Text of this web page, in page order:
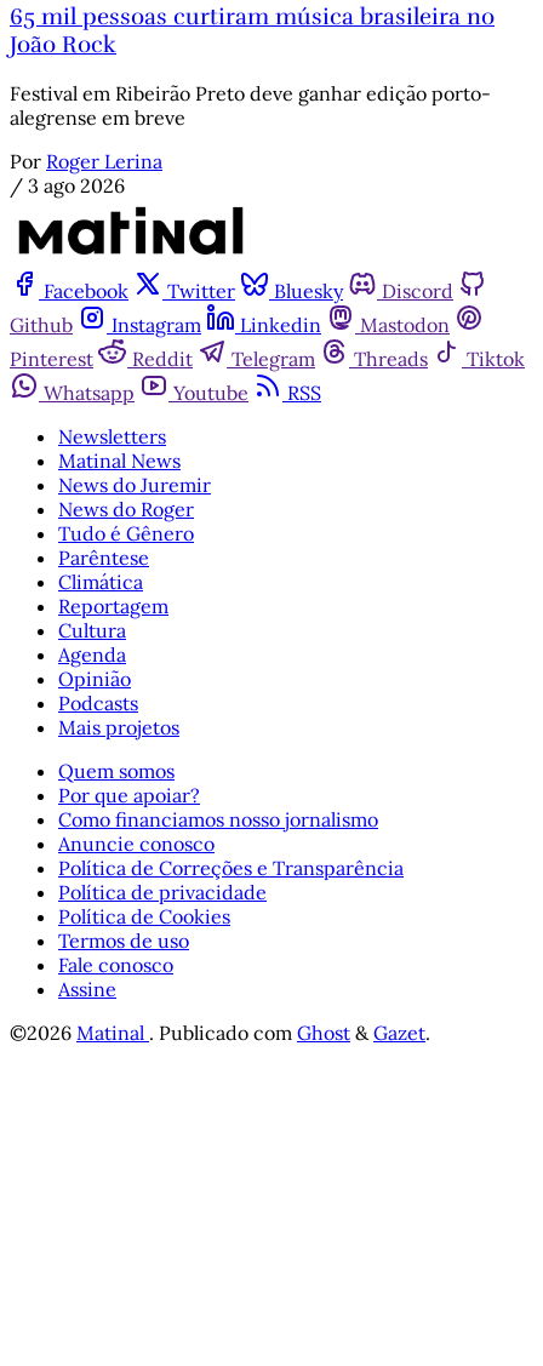
65 mil pessoas curtiram música brasileira no
João Rock
Festival em Ribeirão Preto deve ganhar edição porto-
alegrense em breve
Por Roger Lerina
/ 3 ago 2026
Facebook Twitter Bluesky
Discord
Github
Instagram Linkedin
Mastodon
Pinterest
Reddit Telegram Threads
Tiktok
Whatsapp
Youtube
RSS
Newsletters
Matinal News
News do Juremir
News do Roger
Tudo é Gênero
Parêntese
Climática
Reportagem
Cultura
Agenda
Opinião
Podcasts
Mais projetos
Quem somos
Por que apoiar?
Como financiamos nosso jornalismo
Anuncie conosco
Política de Correções e Transparência
Política de privacidade
Política de Cookies
Termos de uso
Fale conosco
Assine
©2026 Matinal . Publicado com Ghost &Gazet.